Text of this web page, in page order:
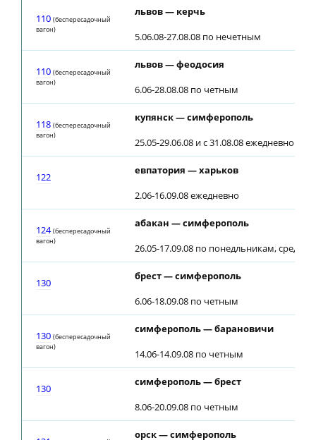
110 (беспересадочный
вагон)
львов — керчь
5.06.08-27.08.08 по нечетным
110 (беспересадочный
вагон)
львов — феодосия
6.06-28.08.08 по четным
118 (беспересадочный
вагон)
купянск — симферополь
25.05-29.06.08 и с 31.08.08 ежедневно
122
евпатория — харьков
2.06-16.09.08 ежедневно
124 (беспересадочный
вагон)
абакан — симферополь
26.05-17.09.08 по понедльникам,
130
брест — симферополь
6.06-18.09.08 по четным
130 (беспересадочный
вагон)
симферополь — барановичи
14.06-14.09.08 по четным
130
симферополь — брест
8.06-20.09.08 по четным
орск — симферополь